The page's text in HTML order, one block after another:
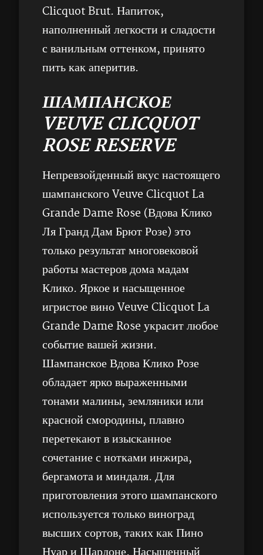
Clicquot Brut. Напиток,
наполненный легкости и сладости
с ванильным оттенком, принято
пить как аперитив.
ШАМПАНСКОЕ
VEUVE CLICQUOT
ROSE RESERVE
Непревзойденный вкус настоящего
шампанского Veuve Clicquot La
Grande Dame Rose (Вдова Клико
Ля Гранд Дам Брют Розе) это
только результат многовековой
работы мастеров дома мадам
Клико. Яркое и насыщенное
игристое вино Veuve Clicquot La
Grande Dame Rose украсит любое
событие вашей жизни.
Шампанское Вдова Клико Розе
обладает ярко выраженными
тонами малины, земляники или
красной смородины, плавно
перетекают в изысканное
сочетание с нотками инжира,
бергамота и миндаля. Для
приготовления этого шампанского
используется только виноград
высших сортов, таких как Пино
Нуар и Шардоне. Насыщенный